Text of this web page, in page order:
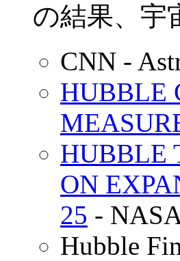
の結果、宇
CNN -
HUBBLE
HUBBLE
ON
25 -
Hubble